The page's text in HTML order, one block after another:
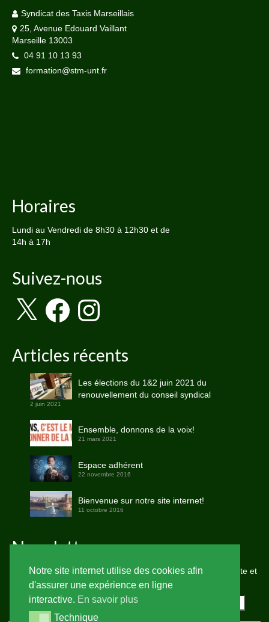
Syndicat des Taxis Marseillais
25, Avenue Edouard Vaillant
Marseille 13003
04 91 10 13 93
formation@stm-unt.fr
Horaires
Lundi au Vendredi de 8h30 à 12h30 et de
14h à 17h
Suivez-nous
FacebookInstagram
Articles récents
Les élections du 1&2 juin 2021 du
renouvellement du conseil syndical
2 juin 2021
Ensemble, donnons de la voix!
21 mars 2021
Espace adhérent
22 novembre 2016
Bienvenue sur notre site internet!
11 octobre 2016
Newsletter
Saisissez votre adresse e-mail pour vous abonner à notre site et
recevoir une notification de chaque nouvel article par email.
Adresse
Notre site internet utilise des cookies afin
d'assurer une expérience en ligne
interactive. En savoir plus
Technique
Technique